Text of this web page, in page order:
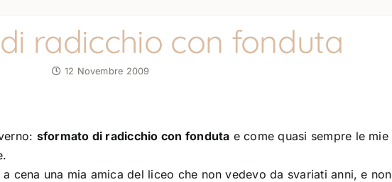
radicchio con fonduta
12 Novembre 2009
sformato di radicchio con fonduta e come quasi sempre le mie
a cena una mia amica del liceo che non vedevo da svariati anni, e non